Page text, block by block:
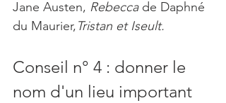
Jane Austen, Rebecca de Daphné
du Maurier,Tristan et Iseult.
Conseil n° 4 : donner le
nom d'un lieu important